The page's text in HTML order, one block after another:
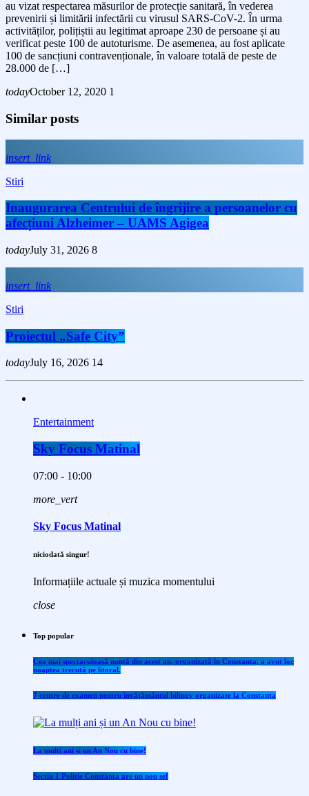
au vizat respectarea măsurilor de protecție sanitară, în vederea
prevenirii și limitării infectării cu virusul SARS-CoV-2. În urma
activităților, polițiștii au legitimat aproape 230 de persoane și au
verificat peste 100 de autoturisme. De asemenea, au fost aplicate
100 de sancțiuni contravenționale, în valoare totală de peste de
28.000 de […]
todayOctober 12, 2020 1
Similar posts
insert_link
Stiri
Inaugurarea Centrului de îngrijire a persoanelor cu
afecțiuni Alzheimer – UAMS Agigea
todayJuly 31, 2026 8
insert_link
Stiri
Proiectul „Safe City”
todayJuly 16, 2026 14
Entertainment
Sky Focus Matinal
07:00 - 10:00
more_vert
Sky Focus Matinal
niciodată singur!
Informațiile actuale și muzica momentului
close
Top popular
Cea mai spectaculoasă nuntă din acest an, organizată în Constanța, a avut loc
noaptea trecută pe litoral.
7 centre de examen pentru învăţământul bilingv organizate la Constanţa
La mulți ani și un An Nou cu bine!
Sectia 1 Politie Constanta are un nou sef